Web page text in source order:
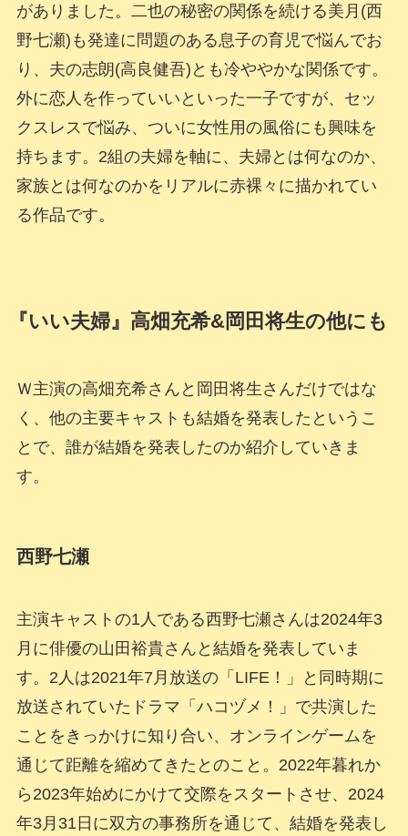
がありました。二也の秘密の関係を続ける美月(西
野七瀬)も発達に問題のある息子の育児で悩んでお
り、夫の志朗(高良健吾)とも冷ややかな関係です。
外に恋人を作っていいといった一子ですが、セッ
クスレスで悩み、ついに女性用の風俗にも興味を
持ちます。2組の夫婦を軸に、夫婦とは何なのか、
家族とは何なのかをリアルに赤裸々に描かれてい
る作品です。
『いい夫婦』高畑充希&岡田将生の他にも
Ｗ主演の高畑充希さんと岡田将生さんだけではな
く、他の主要キャストも結婚を発表したというこ
とで、誰が結婚を発表したのか紹介していきま
す。
西野七瀬
主演キャストの1人である西野七瀬さんは2024年3
月に俳優の山田裕貴さんと結婚を発表していま
す。2人は2021年7月放送の「LIFE！」と同時期に
放送されていたドラマ「ハコヅメ！」で共演した
ことをきっかけに知り合い、オンラインゲームを
通じて距離を縮めてきたとのこと。2022年暮れか
ら2023年始めにかけて交際をスタートさせ、2024
年3月31日に双方の事務所を通じて、結婚を発表し